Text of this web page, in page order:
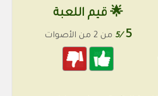
🌟 قيم اللعبة
5
/5 من 2 من الأصوات